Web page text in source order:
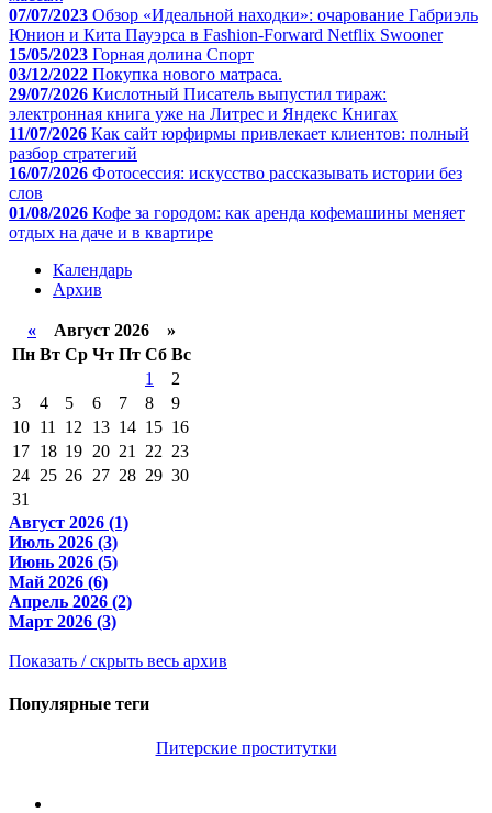
07/07/2023 Обзор «Идеальной находки»: очарование Габриэль
Юнион и Кита Пауэрса в Fashion-Forward Netflix Swooner
15/05/2023 Горная долина Спорт
03/12/2022 Покупка нового матраса.
29/07/2026 Кислотный Писатель выпустил тираж:
электронная книга уже на Литрес и Яндекс Книгах
11/07/2026 Как сайт юрфирмы привлекает клиентов: полный
разбор стратегий
16/07/2026 Фотосессия: искусство рассказывать истории без
слов
01/08/2026 Кофе за городом: как аренда кофемашины меняет
отдых на даче и в квартире
Календарь
Архив
« Август 2026 »
Пн Вт Ср Чт Пт Сб Вс
1
2
3
4 5 6 7 8
9
10 11 12 13 14 15 16
17 18 19 20 21 22 23
24 25 26 27 28 29 30
31
Август 2026 (1)
Июль 2026 (3)
Июнь 2026 (5)
Май 2026 (6)
Апрель 2026 (2)
Март 2026 (3)
Показать / скрыть весь архив
Популярные теги
Питерские проститутки